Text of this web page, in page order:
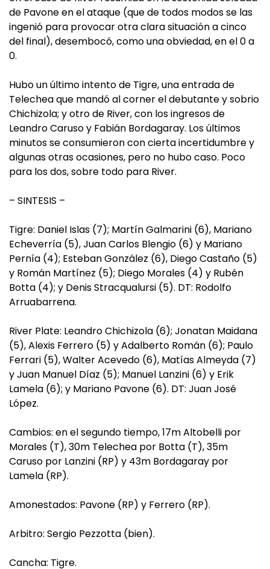
de Pavone en el ataque (que de todos modos se las
ingenió para provocar otra clara situación a cinco
del final), desembocó, como una obviedad, en el 0 a
0.
Hubo un último intento de Tigre, una entrada de
Telechea que mandó al corner el debutante y sobrio
Chichizola; y otro de River, con los ingresos de
Leandro Caruso y Fabián Bordagaray. Los últimos
minutos se consumieron con cierta incertidumbre y
algunas otras ocasiones, pero no hubo caso. Poco
para los dos, sobre todo para River.
– SINTESIS –
Tigre: Daniel Islas (7); Martín Galmarini (6), Mariano
Echeverría (5), Juan Carlos Blengio (6) y Mariano
Pernía (4); Esteban González (6), Diego Castaño (5)
y Román Martínez (5); Diego Morales (4) y Rubén
Botta (4); y Denis Stracqualursi (5). DT: Rodolfo
Arruabarrena.
River Plate: Leandro Chichizola (6); Jonatan Maidana
(5), Alexis Ferrero (5) y Adalberto Román (6); Paulo
Ferrari (5), Walter Acevedo (6), Matías Almeyda (7)
y Juan Manuel Díaz (5); Manuel Lanzini (6) y Erik
Lamela (6); y Mariano Pavone (6). DT: Juan José
López.
Cambios: en el segundo tiempo, 17m Altobelli por
Morales (T), 30m Telechea por Botta (T), 35m
Caruso por Lanzini (RP) y 43m Bordagaray por
Lamela (RP).
Amonestados: Pavone (RP) y Ferrero (RP).
Arbitro: Sergio Pezzotta (bien).
Cancha: Tigre.